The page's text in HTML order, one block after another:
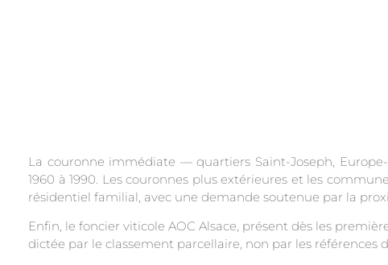
La couronne immédiate — quartiers Saint-Joseph,
1960 à 1990. Les couronnes plus extérieures et les
résidentiel familial, avec une demande soutenue par la
Enfin, le foncier viticole AOC Alsace, présent dès les
dictée par le classement parcellaire, non par les références